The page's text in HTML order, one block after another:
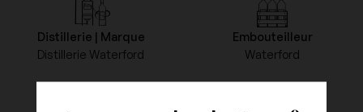
Distillerie | Marque
Distillerie Waterford
Embouteilleur
Waterford